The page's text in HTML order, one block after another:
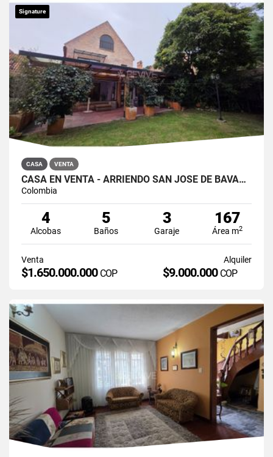
Signature
CASA VENTA
CASA EN VENTA - ARRIENDO SAN JOSÉ DE BAVARIA
Colombia
4
Alcobas
5
Baños
3
Garaje
167
Área m2
Venta
$1.650.000.000 COP
Alquiler
$9.000.000 COP